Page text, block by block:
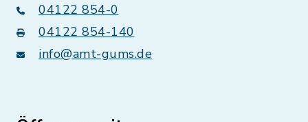
04122 854-0
04122 854-140
info@amt-gums.de